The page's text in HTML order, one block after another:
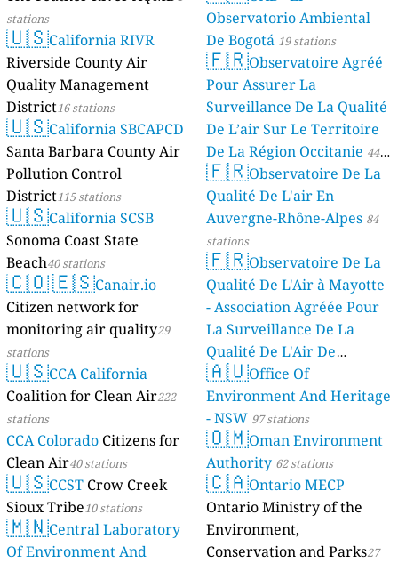
stations
🇺🇸California RIVR
Riverside County Air
Quality Management
District16 stations
🇺🇸California SBCAPCD
Santa Barbara County Air
Pollution Control
District115 stations
🇺🇸California SCSB
Sonoma Coast State
Beach40 stations
🇨🇴🇪🇸Canair.io
Citizen network for
monitoring air quality29
stations
🇺🇸CCA California
Coalition for Clean Air222
stations
CCA Colorado Citizens for
Clean Air40 stations
🇺🇸CCST Crow Creek
Sioux Tribe10 stations
🇲🇳Central Laboratory
Of Environment And
Observatorio Ambiental
De Bogotá 19 stations
🇫🇷Observatoire Agréé
Pour Assurer La
Surveillance De La Qualité
De L’air Sur Le Territoire
De La Région Occitanie 44
stations
🇫🇷Observatoire De La
Qualité De L'air En
Auvergne-Rhône-Alpes 84
stations
🇫🇷Observatoire De La
Qualité De L'Air à Mayotte
- Association Agréée Pour
La Surveillance De La
Qualité De L'Air De
Mayotte 4 stations
🇦🇺Office Of
Environment And Heritage
- NSW 97 stations
🇴🇲Oman Environment
Authority 62 stations
🇨🇦Ontario MECP
Ontario Ministry of the
Environment,
Conservation and Parks27